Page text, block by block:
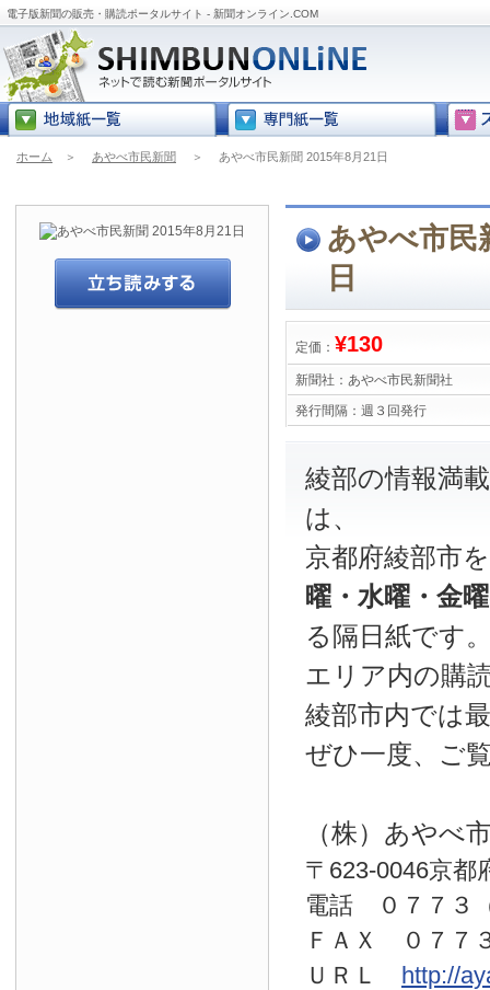
電子版新聞の販売・購読ポータルサイト - 新聞オンライン.COM
ホーム ＞ あやべ市民新聞 ＞ あやべ市民新聞 2015年8月21日
あやべ市民
日
定価： ¥130
新聞社： あやべ市民新聞社
発行間隔： 週３回発行
綾部の情報
は、
京都府綾部市
曜・水曜・金
る隔日紙です
エリア内の購
綾部市内では
ぜひ一度、ご
（株）あやべ
〒623-0046京都
電話 ０７７
ＦＡＸ ０７７
ＵＲＬ http://